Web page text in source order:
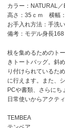
カラー：NATURAL／
高さ：35ｃｍ 横幅
お手入れ方法：手洗
備考：モデル身長168
枝を集めるためのト
きトートバッグ。斜
り付けられているた
に行えます。また、
PCや書類、さらにち
日常使いからアクテ
TEMBEA